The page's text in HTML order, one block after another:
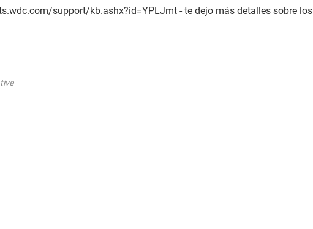
support/kb.ashx?id=YPLJmt - te dejo más detalles sobre los